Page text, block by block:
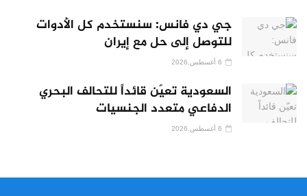
جي دي فانس: سنستخدم كل الأدوات
للتوصل إلى حل مع إيران
السعودية تعيّن قائداً للتحالف البحري
الدفاعي متعدد الجنسيات